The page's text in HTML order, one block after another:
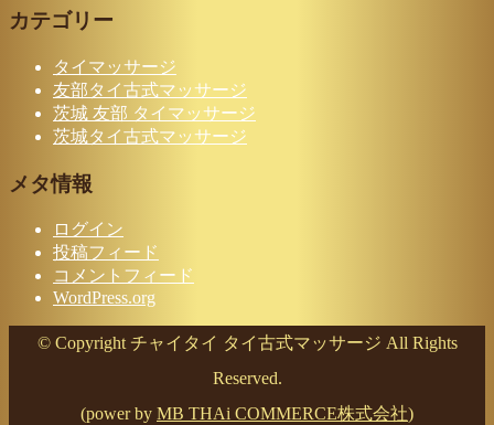
カテゴリー
タイマッサージ
友部タイ古式マッサージ
茨城 友部 タイマッサージ
茨城タイ古式マッサージ
メタ情報
ログイン
投稿フィード
コメントフィード
WordPress.org
© Copyright チャイタイ タイ古式マッサージ All Rights
Reserved.
(power by MB THAi COMMERCE株式会社)